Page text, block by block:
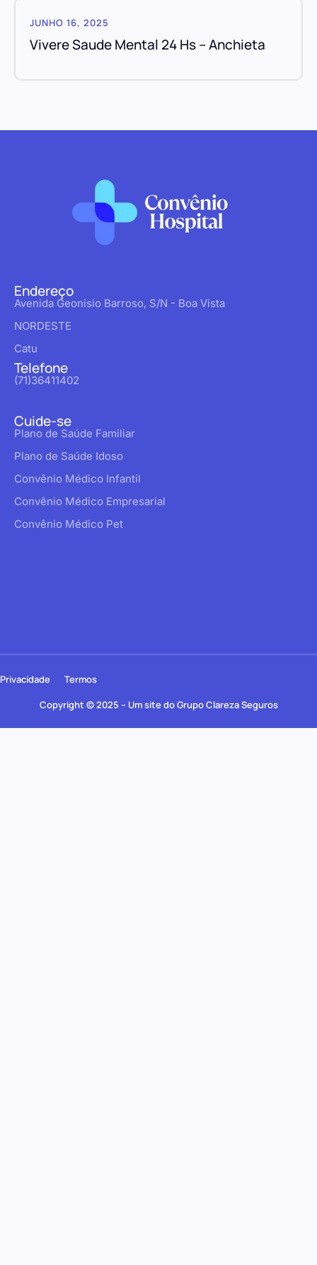
JUNHO 16, 2025
Vivere Saude Mental 24 Hs – Anchieta
Endereço
Avenida Geonisio Barroso, S/N - Boa Vista
NORDESTE
Catu
Telefone
(71)36411402
Cuide-se
Plano de Saúde Familiar
Plano de Saúde Idoso
Convênio Médico Infantil
Convênio Médico Empresarial
Convênio Médico Pet
Copyright © 2025 – Um site do Grupo Clareza Seguros
Privacidade Termos